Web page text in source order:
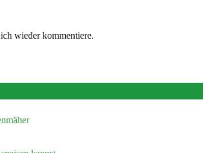
wieder kommentiere.